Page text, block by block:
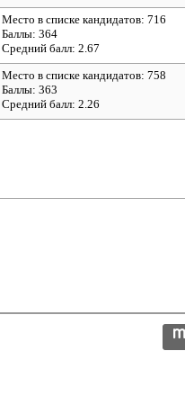
Место в списке кандидатов: 716
Баллы: 364
Средний балл: 2.67
Место в списке кандидатов: 758
Баллы: 363
Средний балл: 2.26